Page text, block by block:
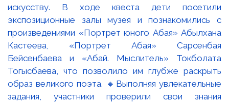
искусству. В ходе квеста дети посетили
экспозиционные залы музея и познакомились с
произведениями «Портрет юного Абая» Абылхана
Кастеева, «Портрет Абая» Сарсенбая
Бейсенбаева и «Абай. Мыслитель» Токболата
Тогысбаева, что позволило им глубже раскрыть
образ великого поэта. 🔸Выполняя увлекательные
задания, участники проверили свои знания